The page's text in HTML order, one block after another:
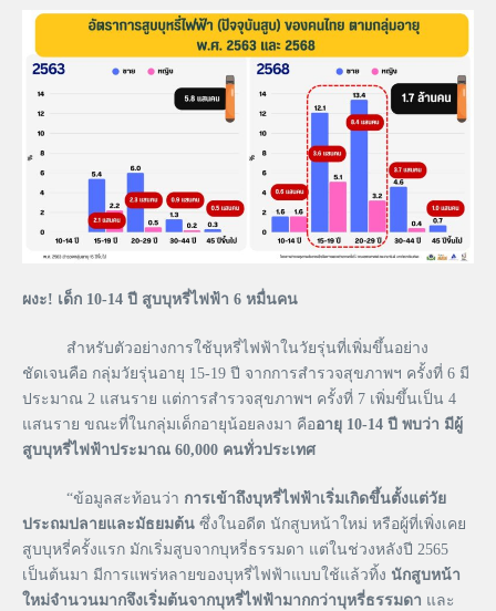
ผงะ! เด็ก 10-14 ปี สูบบุหรี่ไฟฟ้า 6 หมื่นคน
สำหรับตัวอย่างการใช้บุหรี่ไฟฟ้าในวัยรุ่นที่เพิ่มขึ้นอย่าง
ชัดเจนคือ กลุ่มวัยรุ่นอายุ 15-19 ปี จากการสำรวจสุขภาพฯ ครั้งที่ 6 มี
ประมาณ 2 แสนราย แต่การสำรวจสุขภาพฯ ครั้งที่ 7 เพิ่มขึ้นเป็น 4
แสนราย ขณะที่ในกลุ่มเด็กอายุน้อยลงมา คืออายุ 10-14 ปี พบว่า มีผู้
สูบบุหรี่ไฟฟ้าประมาณ 60,000 คนทั่วประเทศ
“ข้อมูลสะท้อนว่า การเข้าถึงบุหรี่ไฟฟ้าเริ่มเกิดขึ้นตั้งแต่วัย
ประถมปลายและมัธยมต้น ซึ่งในอดีต นักสูบหน้าใหม่ หรือผู้ที่เพิ่งเคย
สูบบุหรี่ครั้งแรก มักเริ่มสูบจากบุหรี่ธรรมดา แต่ในช่วงหลังปี 2565
เป็นต้นมา มีการแพร่หลายของบุหรี่ไฟฟ้าแบบใช้แล้วทิ้ง นักสูบหน้า
ใหม่จำนวนมากจึงเริ่มต้นจากบุหรี่ไฟฟ้ามากกว่าบุหรี่ธรรมดา และ